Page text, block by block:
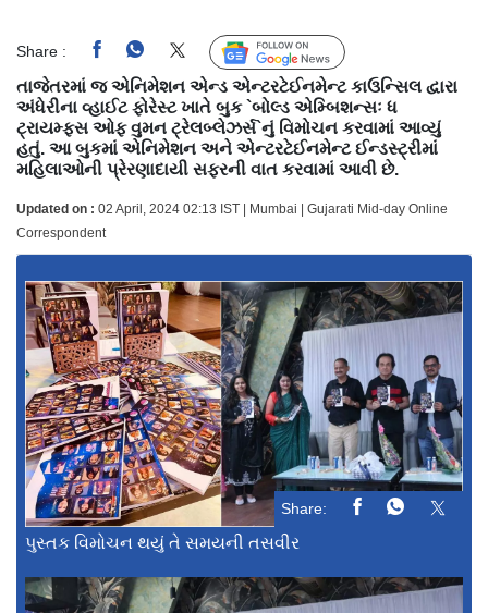
Share : Follow Us
તાજેતરમાં જ એનિમેશન એન્ડ એન્ટરટેઈનમેન્ટ કાઉન્સિલ દ્વારા
અંધેરીના વ્હાઈટ ફોરેસ્ટ ખાતે બુક `બોલ્ડ એમ્બિશન્સઃ ધ
ટ્રાયમ્ફ્સ ઓફ વુમન ટ્રેલબ્લેઝર્સ`નું વિમોચન કરવામાં આવ્યું
હતું. આ બુકમાં એનિમેશન અને એન્ટરટેઈનમેન્ટ ઈન્ડસ્ટ્રીમાં
મહિલાઓની પ્રેરણાદાયી સફરની વાત કરવામાં આવી છે.
Updated on : 02 April, 2024 02:13 IST | Mumbai | Gujarati Mid-day Online
Correspondent
Share:
પુસ્તક વિમોચન થયું તે સમયની તસવીર